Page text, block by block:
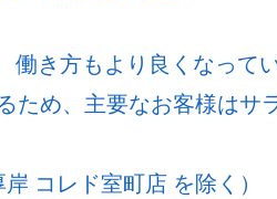
き方もより良くなってい
ため、主要なお客様はサ
コレド室町店 を除く）